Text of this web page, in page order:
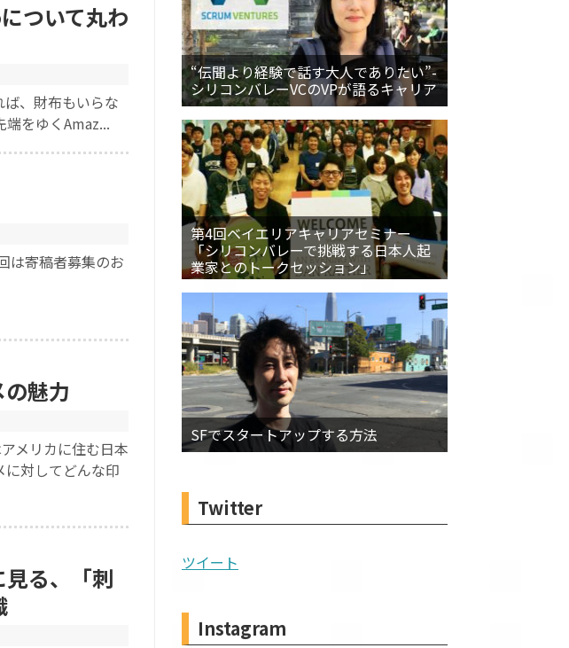
ついて丸わ
、財布もいらな
をゆくAmaz...
は寄稿者募集のお
魅力
メリカに住む日本
に対してどんな印
る、「刺
“伝聞より経験で話す大人でありたい”-
シリコンバレーVCのVPが語るキャリア
第4回ベイエリアキャリアセミナー
「シリコンバレーで挑戦する日本人起
業家とのトークセッション」
SFでスタートアップする方法
Twitter
ツイート
Instagram